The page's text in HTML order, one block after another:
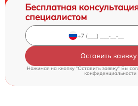
Бесплатная
специалистом
Оставить заявку
Нажимая на кнопку "Оставить заявку" Вы
конфиденциальности